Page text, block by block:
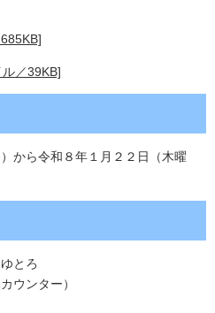
／39KB]
から令和８年１月２２日（木曜
とろ
ウンター）